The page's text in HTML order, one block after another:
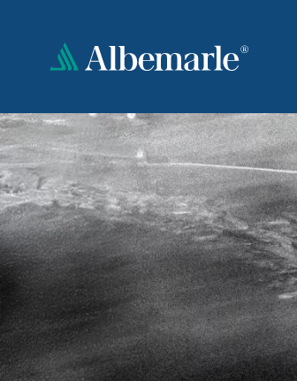
内
容